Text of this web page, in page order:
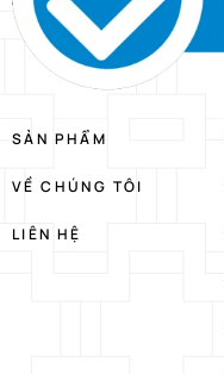
SẢN PHẨM
VỀ CHÚNG TÔI
LIÊN HỆ